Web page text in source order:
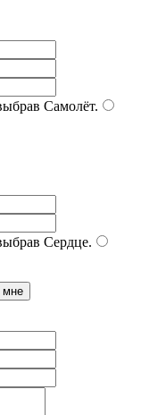
Самолёт.
Сердце.